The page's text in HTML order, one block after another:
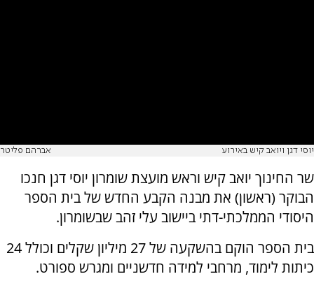
יוסי דגן ויואב קיש באירוע אברהם פליטר
שר החינוך יואב קיש וראש מועצת שומרון יוסי דגן חנכו
הבוקר (ראשון) את מבנה הקבע החדש של בית הספר
היסודי הממלכתי-דתי ביישוב עלי זהב שבשומרון.
בית הספר הוקם בהשקעה של 27 מיליון שקלים וכולל 24
כיתות לימוד, מרחבי למידה חדשניים ומגרש ספורט.